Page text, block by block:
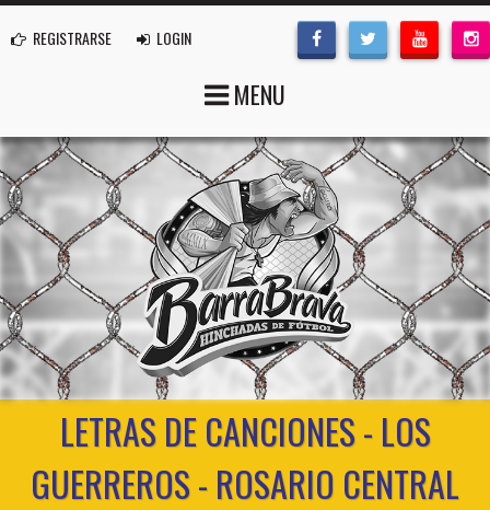
REGISTRARSE LOGIN
MENU
LETRAS DE CANCIONES - LOS
GUERREROS - ROSARIO CENTRAL